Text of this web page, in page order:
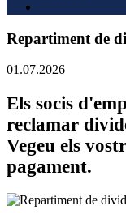
Repartiment de
01.07.2026
Els socis
reclamar
Vegeu els
pagament.